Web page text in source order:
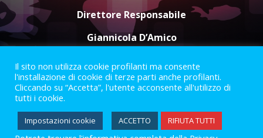
6 Agosto 2026 08:00
Direttore Responsabile
Giannicola D’Amico
Termini e Condizioni
Privacy Policy
Informazioni Legali
Facebook
Instagram
Youtube
Il sito non utilizza cookie profilanti ma consente
l'installazione di cookie di terze parti anche profilanti.
Cliccando su “Accetta”, l'utente acconsente all'utilizzo di
tutti i cookie.
Impostazioni cookie ACCETTO RIFIUTA TUTTI